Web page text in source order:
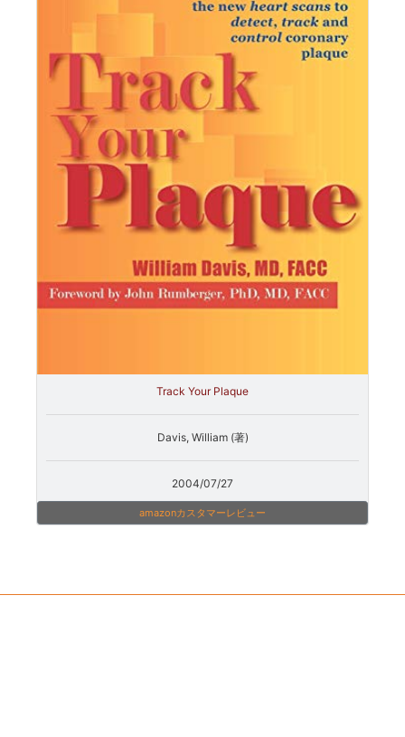
Track Your Plaque
Davis, William (著)
2004/07/27
amazonカスタマーレビュー